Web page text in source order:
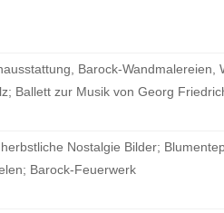
Barock-Wandmalereien,
Ballett zur Musik von Georg
Nostalgie Bilder;
Barock-Feuerwerk